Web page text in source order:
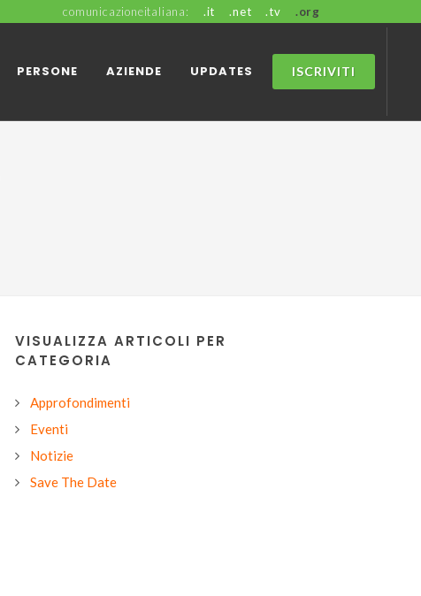
comunicazioneitaliana: .it .net .tv .org
PERSONE AZIENDE UPDATES ISCRIVITI
VISUALIZZA ARTICOLI PER
CATEGORIA
Approfondimenti
Eventi
Notizie
Save The Date